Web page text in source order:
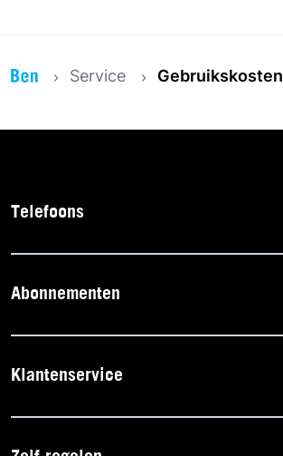
Service Gebruikskosten
Telefoons
Abonnementen
Klantenservice